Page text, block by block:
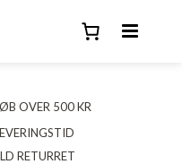
OVER 500 KR
RETURRET